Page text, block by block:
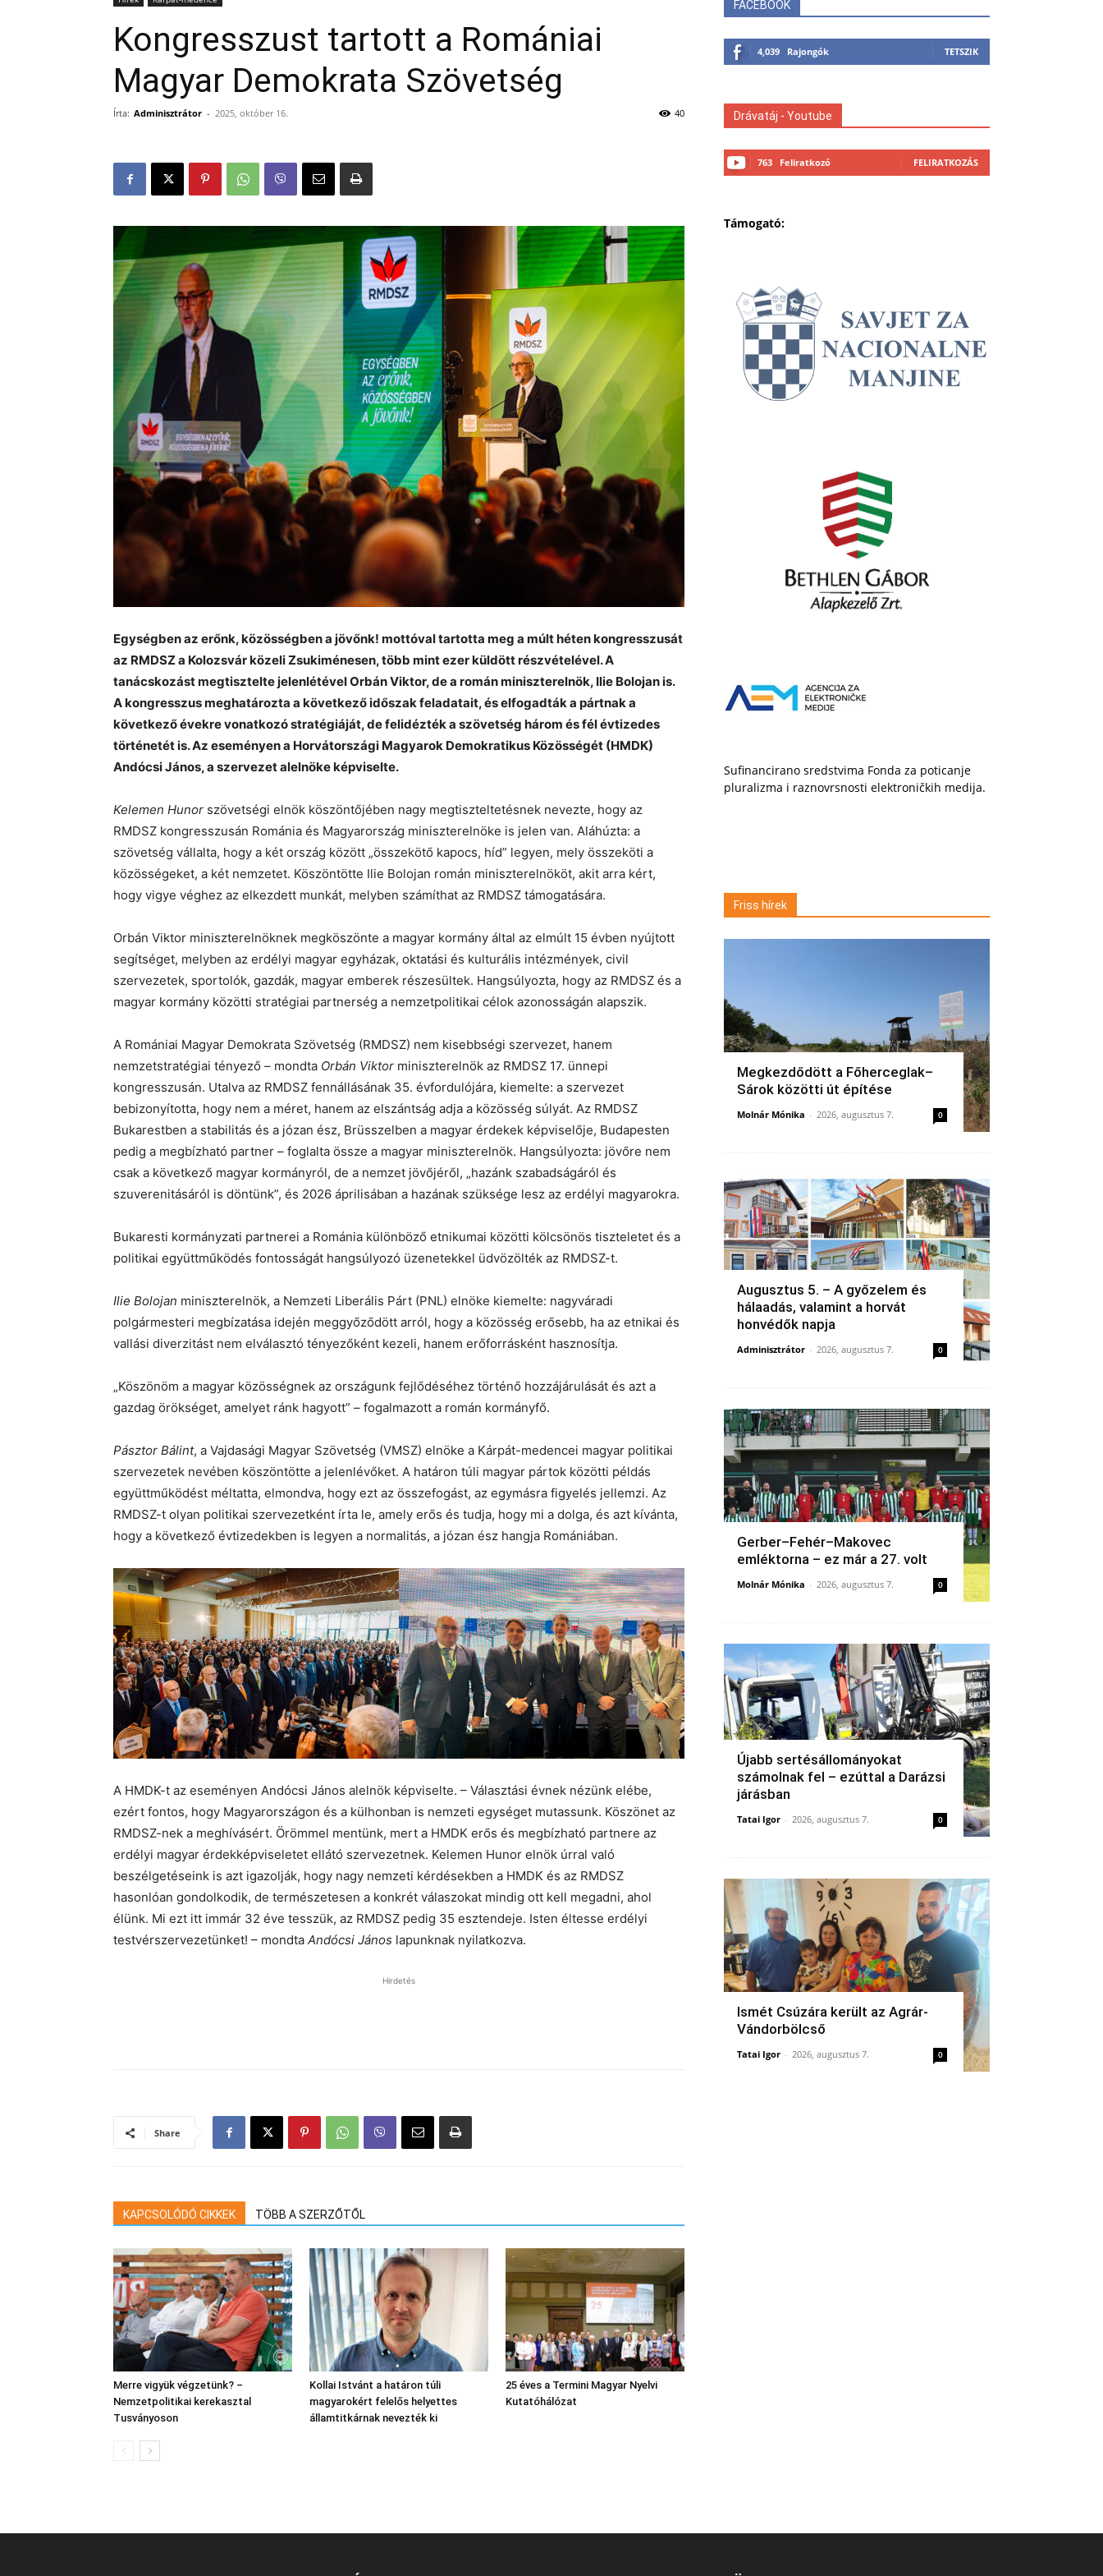
Kongresszust tartott a Romániai
Magyar Demokrata Szövetség
Írta: Adminisztrátor - 2025, október 16. 40
Egységben az erőnk, közösségben a jövőnk! mottóval tartotta meg a múlt héten kongresszusát
az RMDSZ a Kolozsvár közeli Zsukiménesen, több mint ezer küldött részvételével. A
tanácskozást megtisztelte jelenlétével Orbán Viktor, de a román miniszterelnök, Ilie Bolojan is.
A kongresszus meghatározta a következő időszak feladatait, és elfogadták a pártnak a
következő évekre vonatkozó stratégiáját, de felidézték a szövetség három és fél évtizedes
történetét is. Az eseményen a Horvátországi Magyarok Demokratikus Közösségét (HMDK)
Andócsi János, a szervezet alelnöke képviselte.
Kelemen Hunor szövetségi elnök köszöntőjében nagy megtiszteltetésnek nevezte, hogy az
RMDSZ kongresszusán Románia és Magyarország miniszterelnöke is jelen van. Aláhúzta: a
szövetség vállalta, hogy a két ország között „összekötő kapocs, híd” legyen, mely összeköti a
közösségeket, a két nemzetet. Köszöntötte Ilie Bolojan román miniszterelnököt, akit arra kért,
hogy vigye véghez az elkezdett munkát, melyben számíthat az RMDSZ támogatására.
Orbán Viktor miniszterelnöknek megköszönte a magyar kormány által az elmúlt 15 évben nyújtott
segítséget, melyben az erdélyi magyar egyházak, oktatási és kulturális intézmények, civil
szervezetek, sportolók, gazdák, magyar emberek részesültek. Hangsúlyozta, hogy az RMDSZ és a
magyar kormány közötti stratégiai partnerség a nemzetpolitikai célok azonosságán alapszik.
A Romániai Magyar Demokrata Szövetség (RMDSZ) nem kisebbségi szervezet, hanem
nemzetstratégiai tényező – mondta Orbán Viktor miniszterelnök az RMDSZ 17. ünnepi
kongresszusán. Utalva az RMDSZ fennállásának 35. évfordulójára, kiemelte: a szervezet
bebizonyította, hogy nem a méret, hanem az elszántság adja a közösség súlyát. Az RMDSZ
Bukarestben a stabilitás és a józan ész, Brüsszelben a magyar érdekek képviselője, Budapesten
pedig a megbízható partner – foglalta össze a magyar miniszterelnök. Hangsúlyozta: jövőre nem
csak a következő magyar kormányról, de a nemzet jövőjéről, „hazánk szabadságáról és
szuverenitásáról is döntünk”, és 2026 áprilisában a hazának szüksége lesz az erdélyi magyarokra.
Bukaresti kormányzati partnerei a Románia különböző etnikumai közötti kölcsönös tiszteletet és a
politikai együttműködés fontosságát hangsúlyozó üzenetekkel üdvözölték az RMDSZ-t.
Ilie Bolojan miniszterelnök, a Nemzeti Liberális Párt (PNL) elnöke kiemelte: nagyváradi
polgármesteri megbízatása idején meggyőződött arról, hogy a közösség erősebb, ha az etnikai és
vallási diverzitást nem elválasztó tényezőként kezeli, hanem erőforrásként hasznosítja.
„Köszönöm a magyar közösségnek az országunk fejlődéséhez történő hozzájárulását és azt a
gazdag örökséget, amelyet ránk hagyott” – fogalmazott a román kormányfő.
Pásztor Bálint, a Vajdasági Magyar Szövetség (VMSZ) elnöke a Kárpát-medencei magyar politikai
szervezetek nevében köszöntötte a jelenlévőket. A határon túli magyar pártok közötti példás
együttműködést méltatta, elmondva, hogy ezt az összefogást, az egymásra figyelés jellemzi. Az
RMDSZ-t olyan politikai szervezetként írta le, amely erős és tudja, hogy mi a dolga, és azt kívánta,
hogy a következő évtizedekben is legyen a normalitás, a józan ész hangja Romániában.
A HMDK-t az eseményen Andócsi János alelnök képviselte. – Választási évnek nézünk elébe,
ezért fontos, hogy Magyarországon és a külhonban is nemzeti egységet mutassunk. Köszönet az
RMDSZ-nek a meghívásért. Örömmel mentünk, mert a HMDK erős és megbízható partnere az
erdélyi magyar érdekképviseletet ellátó szervezetnek. Kelemen Hunor elnök úrral való
beszélgetéseink is azt igazolják, hogy nagy nemzeti kérdésekben a HMDK és az RMDSZ
hasonlóan gondolkodik, de természetesen a konkrét válaszokat mindig ott kell megadni, ahol
élünk. Mi ezt itt immár 32 éve tesszük, az RMDSZ pedig 35 esztendeje. Isten éltesse erdélyi
testvérszervezetünket! – mondta Andócsi János lapunknak nyilatkozva.
Hirdetés
Share
KAPCSOLÓDÓ CIKKEK TÖBB A SZERZŐTŐL
Merre vigyük végzetünk? –
Nemzetpolitikai kerekasztal
Tusványoson
Kollai Istvánt a határon túli
magyarokért felelős helyettes
államtitkárnak nevezték ki
25 éves a Termini Magyar Nyelvi
Kutatóhálózat
FACEBOOK
4,039 Rajongók TETSZIK
Drávatáj - Youtube
763 Feliratkozó FELIRATKOZÁS
Támogató:
Sufinancirano sredstvima Fonda za poticanje
pluralizma i raznovrsnosti elektroničkih medija.
Friss hírek
Megkezdődött a Főherceglak–
Sárok közötti út építése
Molnár Mónika - 2026, augusztus 7. 0
Augusztus 5. – A győzelem és
hálaadás, valamint a horvát
honvédők napja
Adminisztrátor - 2026, augusztus 7. 0
Gerber–Fehér–Makovec
emléktorna – ez már a 27. volt
Molnár Mónika - 2026, augusztus 7. 0
Újabb sertésállományokat
számolnak fel – ezúttal a Darázsi
járásban
Tatai Igor - 2026, augusztus 7. 0
Ismét Csúzára került az Agrár-
Vándorbölcső
Tatai Igor - 2026, augusztus 7. 0